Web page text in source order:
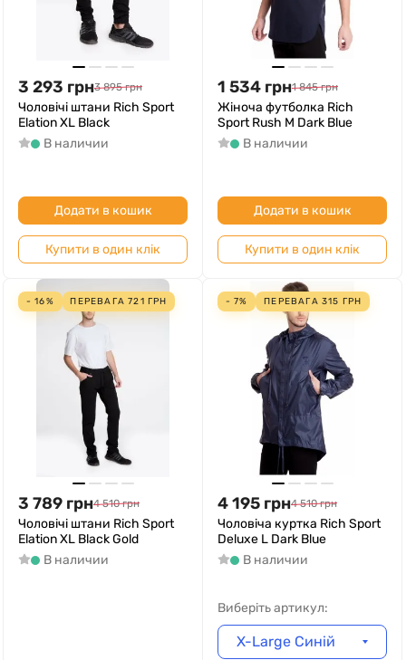
3 293 грн3 895 грн
Чоловічі штани Rich Sport
Elation XL Black
В наличии
Додати в кошик
Купити в один клік
1 534 грн1 845 грн
Жіноча футболка Rich
Sport Rush M Dark Blue
В наличии
Додати в кошик
Купити в один клік
- 16% ПЕРЕВАГА721 ГРН
3 789 грн4 510 грн
Чоловічі штани Rich Sport
Elation XL Black Gold
В наличии
- 7% ПЕРЕВАГА315 ГРН
4 195 грн4 510 грн
Чоловіча куртка Rich Sport
Deluxe L Dark Blue
В наличии
Виберіть артикул:
X-Large Синій